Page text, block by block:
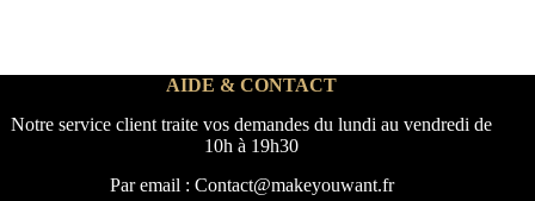
AIDE & CONTACT
Notre service client traite vos demandes du lundi au vendredi de
10h à 19h30
Par email : Contact@makeyouwant.fr